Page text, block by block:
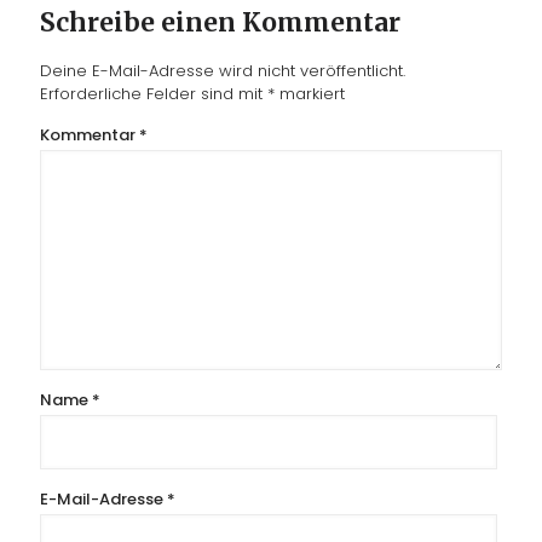
Schreibe einen Kommentar
Deine E-Mail-Adresse wird nicht veröffentlicht.
Erforderliche Felder sind mit * markiert
Kommentar *
Name *
E-Mail-Adresse *